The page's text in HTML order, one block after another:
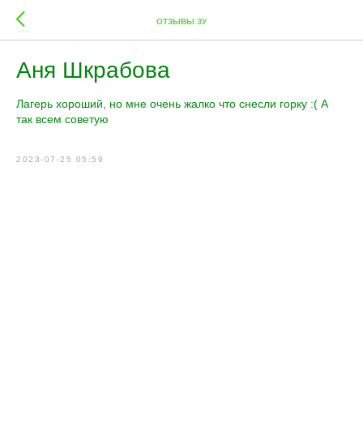
ОТЗЫВЫ ЗУ
Аня Шкрабова
Лагерь хороший, но мне очень жалко что снесли горку :( А
так всем советую
2023-07-25 05:59